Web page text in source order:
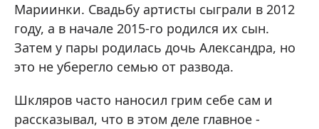
Мариинки. Свадьбу артисты сыграли в 2012
году, а в начале 2015-го родился их сын.
Затем у пары родилась дочь Александра, но
это не уберегло семью от развода.
Шкляров часто наносил грим себе сам и
рассказывал, что в этом деле главное -